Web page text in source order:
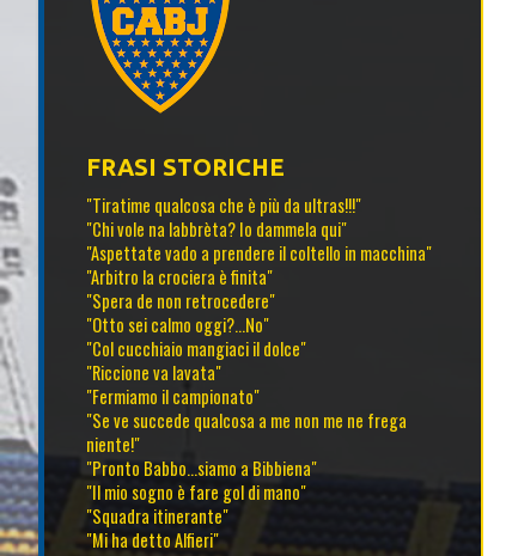
FRASI STORICHE
"Tiratime qualcosa che è più da ultras!!!"
"Chi vole na labbrèta? Io dammela qui"
"Aspettate vado a prendere il coltello in macchina"
"Arbitro la crociera è finita"
"Spera de non retrocedere"
"Otto sei calmo oggi?...No"
"Col cucchiaio mangiaci il dolce"
"Riccione va lavata"
"Fermiamo il campionato"
"Se ve succede qualcosa a me non me ne frega
niente!"
"Pronto Babbo...siamo a Bibbiena"
"Il mio sogno è fare gol di mano"
"Squadra itinerante"
"Mi ha detto Alfieri"